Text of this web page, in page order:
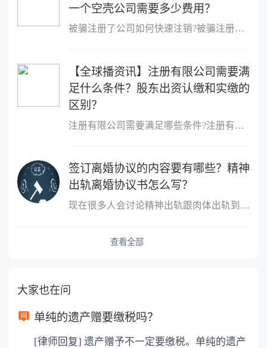
一个空壳公司需要多少费用？
被骗注册了公司如何快速注销?被骗注册公司想注销该公司的注销流程：
【全球播资讯】注册有限公司需要满
足什么条件？股东出资认缴和实缴的
区别？
注册有限公司需要满足哪些条件?注册有限公司需要满足什么条件?1、股
签订离婚协议的内容要有哪些？精神
出轨离婚协议书怎么写？
现在很多人会讨论精神出轨跟肉体出轨到底哪个更严重？这个不同的人
查看全部
大家也在问
单纯的遗产赠要缴税吗？
[律师回复] 遗产赠予不一定要缴税。单纯的遗产